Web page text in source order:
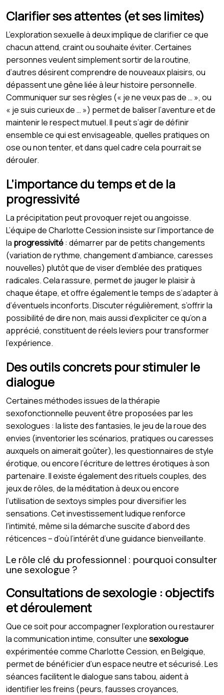
Clarifier ses attentes (et ses limites)
L’exploration sexuelle à deux implique de clarifier ce que
chacun attend, craint ou souhaite éviter. Certaines
personnes veulent simplement sortir de la routine,
d’autres désirent comprendre de nouveaux plaisirs, ou
dépassent une gêne liée à leur histoire personnelle.
Communiquer sur ses règles (« je ne veux pas de … », ou
« je suis curieux de … ») permet de baliser l’aventure et de
maintenir le respect mutuel. Il peut s’agir de définir
ensemble ce qui est envisageable, quelles pratiques on
ose ou non tenter, et dans quel cadre cela pourrait se
dérouler.
L’importance du temps et de la
progressivité
La précipitation peut provoquer rejet ou angoisse.
L’équipe de Charlotte Cession insiste sur l’importance de
la progressivité: démarrer par de petits changements
(variation de rythme, changement d’ambiance, caresses
nouvelles) plutôt que de viser d’emblée des pratiques
radicales. Cela rassure, permet de jauger le plaisir à
chaque étape, et offre également le temps de s’adapter à
d’éventuels inconforts. Discuter régulièrement, s’offrir la
possibilité de dire non, mais aussi d’expliciter ce qu’on a
apprécié, constituent de réels leviers pour transformer
l’expérience.
Des outils concrets pour stimuler le
dialogue
Certaines méthodes issues de la thérapie
sexofonctionnelle peuvent être proposées par les
sexologues : la liste des fantasies, le jeu de la roue des
envies (inventorier les scénarios, pratiques ou caresses
auxquels on aimerait goûter), les questionnaires de style
érotique, ou encore l’écriture de lettres érotiques à son
partenaire. Il existe également des rituels couples, des
jeux de rôles, de la méditation à deux ou encore
l’utilisation de sextoys simples pour diversifier les
sensations. Cet investissement ludique renforce
l’intimité, même si la démarche suscite d’abord des
réticences – d’où l’intérêt d’une guidance bienveillante.
Le rôle clé du professionnel : pourquoi consulter
une sexologue ?
Consultations de sexologie : objectifs
et déroulement
Que ce soit pour accompagner l’exploration ou restaurer
la communication intime, consulter unesexologue
expérimentée comme Charlotte Cession, en Belgique,
permet de bénéficier d’un espace neutre et sécurisé. Les
séances facilitent le dialogue sans tabou, aident à
identifier les freins (peurs, fausses croyances,